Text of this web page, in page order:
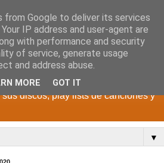
EL
DE LOS AÑOS 1950 a 2022.
discos, play lists de canciones y
▼
from Google to deliver its services
IP address and user-agent are
with performance and security
of service, generate usage
and address abuse.
MORE GOT IT